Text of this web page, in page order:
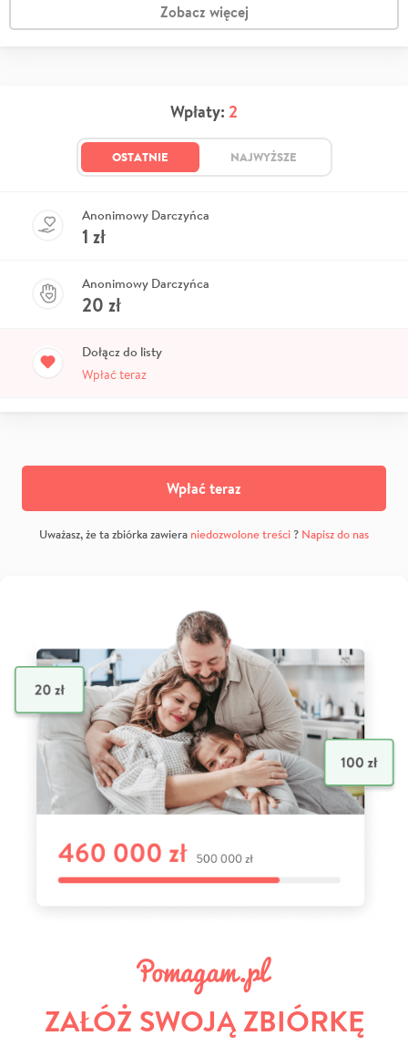
Zobacz więcej
Wpłaty: 2
OSTATNIE NAJWYŻSZE
Anonimowy Darczyńca
1 zł
Anonimowy Darczyńca
20 zł
Dołącz do listy
Wpłać teraz
Wpłać teraz
Uważasz, że ta zbiórka zawiera niedozwolone treści? Napisz do nas
ZAŁÓŻ SWOJĄ ZBIÓRKĘ